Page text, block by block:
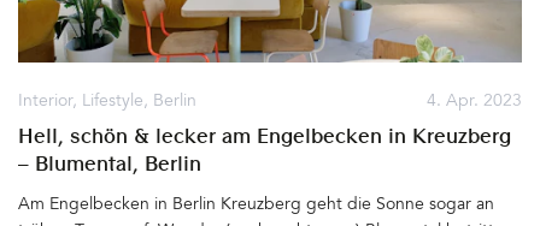
positive Energie frei gesetzt. Durch Erfahrungsaustausch und das
Vernetzen entstehen neue Ideen, die aus dem Kollektiv hinaus in
die große weite Welt des Designs und der Handwerkskunst
getragen werden. &hellip
4. Apr. 2023
Interior, Lifestyle, Berlin
Hell, schön & lecker am Engelbecken in Kreuzberg
– Blumental, Berlin
Am Engelbecken in Berlin Kreuzberg geht die Sonne sogar an